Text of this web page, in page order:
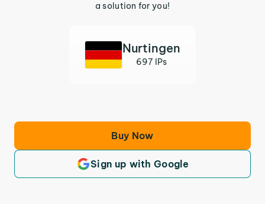
a solution for you!
Nurtingen
697 IPs
Buy Now
Sign up with Google